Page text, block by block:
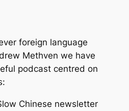
foreign language
Methven we have
podcast centred on
Chinese newsletter